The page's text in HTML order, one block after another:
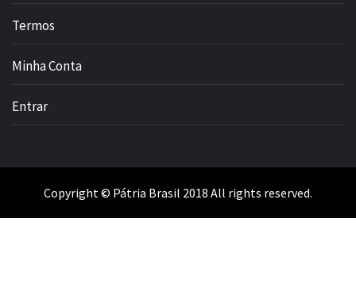
Termos
Minha Conta
Entrar
Copyright © Pátria Brasil 2018 All rights reserved.